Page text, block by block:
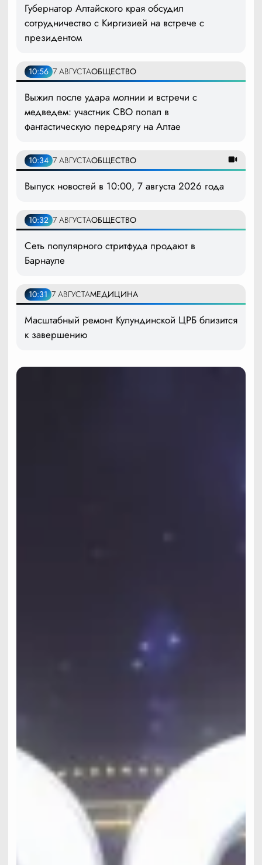
Губернатор Алтайского края обсудил
сотрудничество с Киргизией на встрече с
президентом
10:56 7 АВГУСТАОБЩЕСТВО
Выжил после удара молнии и встречи с
медведем: участник СВО попал в
фантастическую передрягу на Алтае
10:34 7 АВГУСТАОБЩЕСТВО
Выпуск новостей в 10:00, 7 августа 2026 года
10:32 7 АВГУСТАОБЩЕСТВО
Сеть популярного стритфуда продают в
Барнауле
10:31 7 АВГУСТАМЕДИЦИНА
Масштабный ремонт Кулундинской ЦРБ близится
к завершению